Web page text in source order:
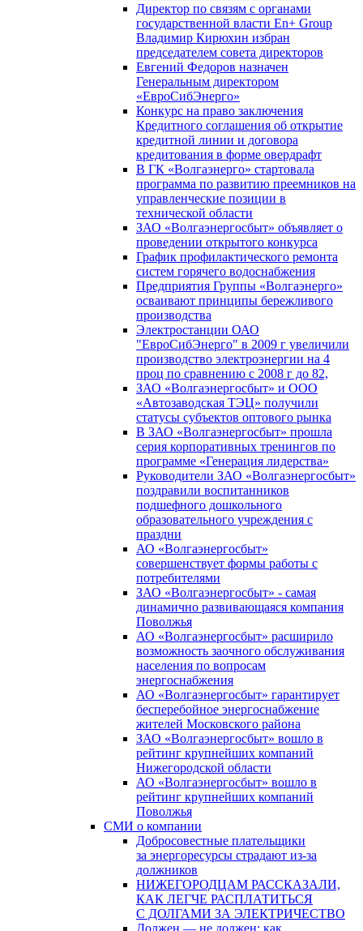
Директор по связям с органами
государственной власти En+ Group
Владимир Кирюхин избран
председателем совета директоров
Евгений Федоров назначен
Генеральным директором
«ЕвроСибЭнерго»
Конкурс на право заключения
Кредитного соглашения об открытие
кредитной линии и договора
кредитования в форме овердрафт
В ГК «Волгаэнерго» стартовала
программа по развитию преемников на
управленческие позиции в
технической области
ЗАО «Волгаэнергосбыт» объявляет о
проведении открытого конкурса
График профилактического ремонта
систем горячего водоснабжения
Предприятия Группы «Волгаэнерго»
осваивают принципы бережливого
производства
Электростанции ОАО
"ЕвроСибЭнерго" в 2009 г увеличили
производство электроэнергии на 4
проц по сравнению с 2008 г до 82,
ЗАО «Волгаэнергосбыт» и ООО
«Автозаводская ТЭЦ» получили
статусы субъектов оптового рынка
В ЗАО «Волгаэнергосбыт» прошла
серия корпоративных тренингов по
программе «Генерация лидерства»
Руководители ЗАО «Волгаэнергосбыт»
поздравили воспитанников
подшефного дошкольного
образовательного учреждения с
праздни
АО «Волгаэнергосбыт»
совершенствует формы работы с
потребителями
ЗАО «Волгаэнергосбыт» - самая
динамично развивающаяся компания
Поволжья
АО «Волгаэнергосбыт» расширило
возможность заочного обслуживания
населения по вопросам
энергоснабжения
АО «Волгаэнергосбыт» гарантирует
бесперебойное энергоснабжение
жителей Московского района
ЗАО «Волгаэнергосбыт» вошло в
рейтинг крупнейших компаний
Нижегородской области
АО «Волгаэнергосбыт» вошло в
рейтинг крупнейших компаний
Поволжья
СМИ о компании
Добросовестные плательщики
за энергоресурсы страдают из-за
должников
НИЖЕГОРОДЦАМ РАССКАЗАЛИ,
КАК ЛЕГЧЕ РАСПЛАТИТЬСЯ
С ДОЛГАМИ ЗА ЭЛЕКТРИЧЕСТВО